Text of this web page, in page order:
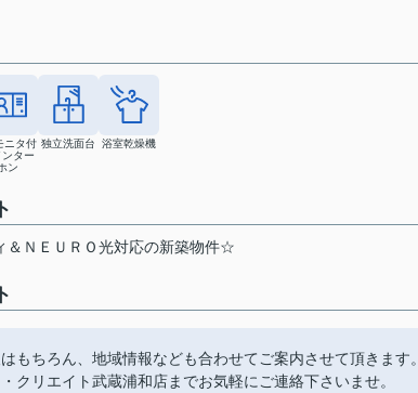
ニタ付
ンター
ン
独立洗面台 浴室乾燥機
＆ＮＥＵＲＯ光対応の新築物件☆
もちろん、地域情報なども合わせてご案内させて頂きます。
クリエイト武蔵浦和店までお気軽にご連絡下さいませ。